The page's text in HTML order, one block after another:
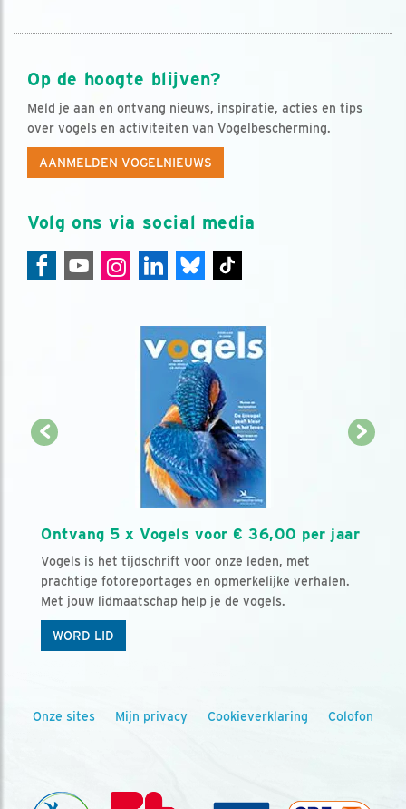
Op de hoogte blijven?
Meld je aan en ontvang nieuws, inspiratie, acties en tips
over vogels en activiteiten van Vogelbescherming.
AANMELDEN VOGELNIEUWS
Volg ons via social media
Ontvang 5 x Vogels voor € 36,00 per jaar
Vogels is het tijdschrift voor onze leden, met
prachtige fotoreportages en opmerkelijke verhalen.
Met jouw lidmaatschap help je de vogels.
WORD LID
Onze sites Mijn privacy Cookieverklaring Colofon